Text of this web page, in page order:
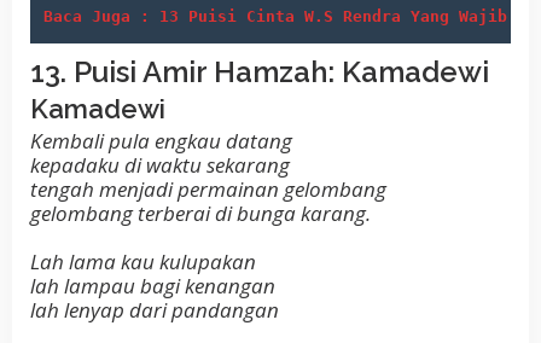
Baca Juga : 13 Puisi Cinta W.S Rendra Yang Wajib
13. Puisi Amir Hamzah: Kamadewi
Kamadewi
Kembali pula engkau datang
kepadaku di waktu sekarang
tengah menjadi permainan gelombang
gelombang terberai di bunga karang.
Lah lama kau kulupakan
lah lampau bagi kenangan
lah lenyap dari pandangan